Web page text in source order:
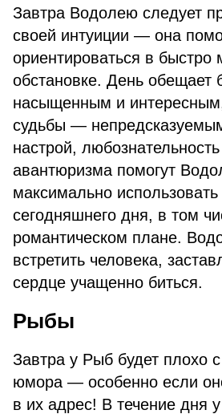
Завтра Водолею следует
своей интуиции — она
ориентироваться в
обстановке. День обещает
насыщенным и
судьбы —
настрой,
авантюризма помогут
максимально
сегодняшнего дня, в том
романтическом плане.
встретить человека,
сердце учащенно биться.
Рыбы
Завтра у Рыб будет плохо
юмора — особенно если
в их адрес! В течение дня